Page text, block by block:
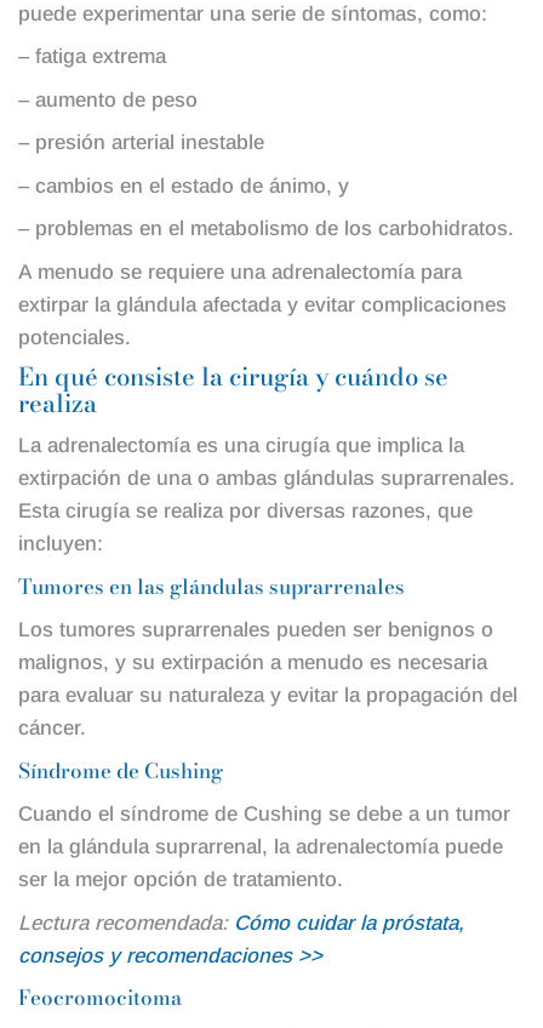
puede experimentar una serie de síntomas, como:
– fatiga extrema
– aumento de peso
– presión arterial inestable
– cambios en el estado de ánimo, y
– problemas en el metabolismo de los carbohidratos.
A menudo se requiere una adrenalectomía para
extirpar la glándula afectada y evitar complicaciones
potenciales.
En qué consiste la cirugía y cuándo se
realiza
La adrenalectomía es una cirugía que implica la
extirpación de una o ambas glándulas suprarrenales.
Esta cirugía se realiza por diversas razones, que
incluyen:
Tumores en las glándulas suprarrenales
Los tumores suprarrenales pueden ser benignos o
malignos, y su extirpación a menudo es necesaria
para evaluar su naturaleza y evitar la propagación del
cáncer.
Síndrome de Cushing
Cuando el síndrome de Cushing se debe a un tumor
en la glándula suprarrenal, la adrenalectomía puede
ser la mejor opción de tratamiento.
Lectura recomendada: Cómo cuidar la próstata,
consejos y recomendaciones >>
Feocromocitoma